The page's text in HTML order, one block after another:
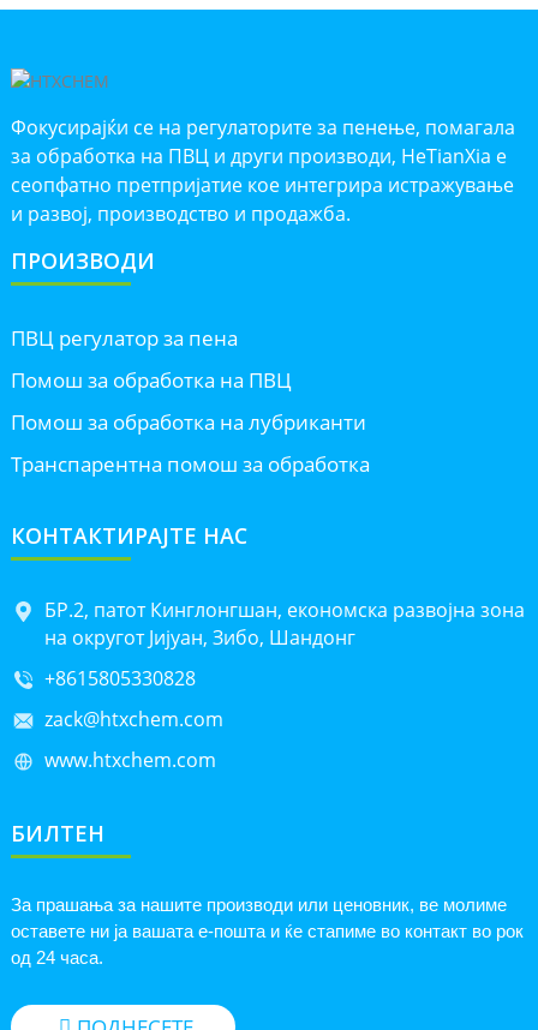
Фокусирајќи се на регулаторите за пенење, помагала
за обработка на ПВЦ и други производи, HeTianXia е
сеопфатно претпријатие кое интегрира истражување
и развој, производство и продажба.
ПРОИЗВОДИ
ПВЦ регулатор за пена
Помош за обработка на ПВЦ
Помош за обработка на лубриканти
Транспарентна помош за обработка
КОНТАКТИРАЈТЕ НАС
БР.2, патот Кинглонгшан, економска развојна зона
на округот Јијуан, Зибо, Шандонг
+8615805330828
zack@htxchem.com
www.htxchem.com
БИЛТЕН
За прашања за нашите производи или ценовник, ве молиме
оставете ни ја вашата е-пошта и ќе стапиме во контакт во рок
од 24 часа.